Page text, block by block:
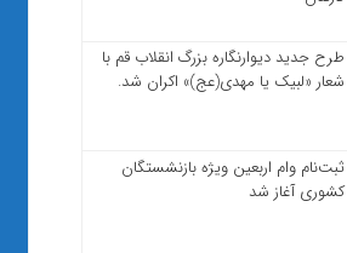
طرح جدید دیوارنگاره بزرگ انقلاب قم با
شعار «لبیک یا مهدی(عج)» اکران شد.
ثبت‌نام وام اربعین ویژه بازنشستگان
کشوری آغاز شد